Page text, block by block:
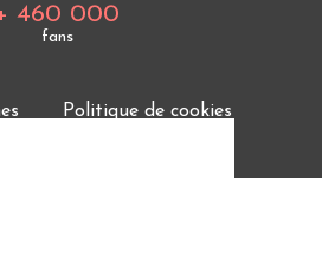
460 000
fans
Politique de cookies